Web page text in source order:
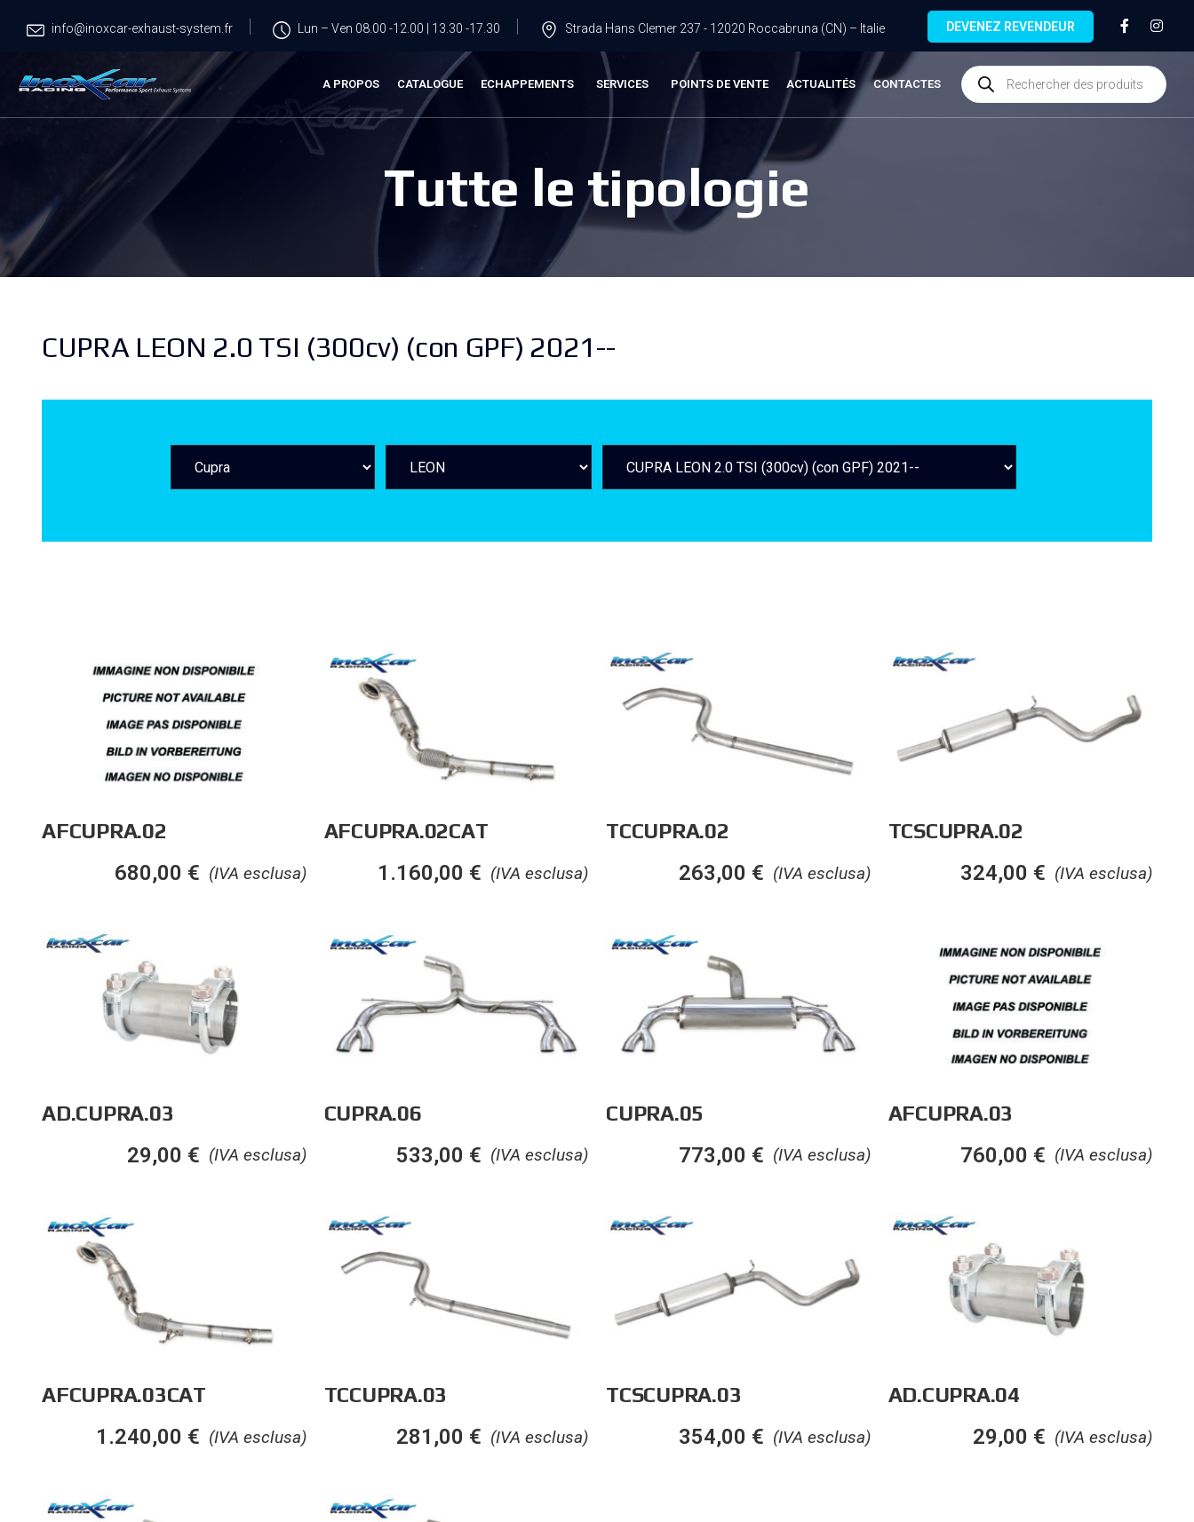
info@inoxcar-exhaust-system.fr Lun – Ven 08.00 -12.00 | 13.30 -17.30 Strada Hans Clemer 237 - 12020 Roccabruna (CN) – Italie DEVENEZ REVENDEUR
A PROPOS CATALOGUE ECHAPPEMENTS SERVICES POINTS DE VENTE ACTUALITÉS CONTACTES
Tutte le tipologie
CUPRA LEON 2.0 TSI (300cv) (con GPF) 2021--
AFCUPRA.02
(IVA esclusa)
680,00 €
AFCUPRA.02CAT
(IVA esclusa)
1.160,00 €
TCCUPRA.02
(IVA esclusa)
263,00 €
TCSCUPRA.02
(IVA esclusa)
324,00 €
AD.CUPRA.03
(IVA esclusa)
29,00 €
CUPRA.06
(IVA esclusa)
533,00 €
CUPRA.05
(IVA esclusa)
773,00 €
AFCUPRA.03
(IVA esclusa)
760,00 €
AFCUPRA.03CAT
(IVA esclusa)
1.240,00 €
TCCUPRA.03
(IVA esclusa)
281,00 €
TCSCUPRA.03
(IVA esclusa)
354,00 €
AD.CUPRA.04
(IVA esclusa)
29,00 €